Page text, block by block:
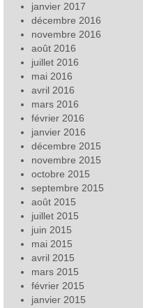
janvier 2017
décembre 2016
novembre 2016
août 2016
juillet 2016
mai 2016
avril 2016
mars 2016
février 2016
janvier 2016
décembre 2015
novembre 2015
octobre 2015
septembre 2015
août 2015
juillet 2015
juin 2015
mai 2015
avril 2015
mars 2015
février 2015
janvier 2015